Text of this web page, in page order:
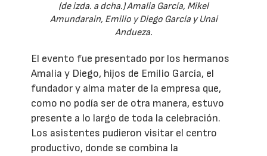
(de izda. a dcha.) Amalia García, Mikel
Amundarain, Emilio y Diego García y Unai
Andueza.
El evento fue presentado por los hermanos
Amalia y Diego, hijos de Emilio García, el
fundador y alma mater de la empresa que,
como no podía ser de otra manera, estuvo
presente a lo largo de toda la celebración.
Los asistentes pudieron visitar el centro
productivo, donde se combina la